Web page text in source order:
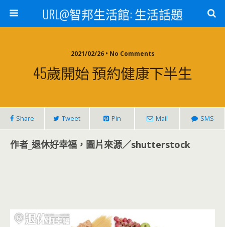
URL@智邦生活館: 生活話題
2021/02/26 • No Comments
45歲開始 預約健康下半生
Share Tweet Pin Mail SMS
作者_退休好幸福，圖片來源／shutterstock